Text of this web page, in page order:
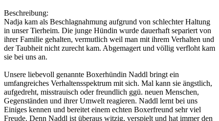
Beschreibung:
Nadja kam als Beschlagnahmung aufgrund von schlechter Haltung
in unser Tierheim. Die junge Hündin wurde dauerhaft separiert von
ihrer Familie gehalten, vermutlich weil man mit ihrem Verhalten und
der Taubheit nicht zurecht kam. Abgemagert und völlig verfloht kam
sie bei uns an.
Unsere liebevoll genannte Boxerhündin Naddl bringt ein
umfangreiches Verhaltensspektrum mit sich. Mal kann sie ängstlich,
aufgedreht, misstrauisch oder freundlich ggü. neuen Menschen,
Gegenständen und ihrer Umwelt reagieren. Naddl lernt bei uns
Einiges kennen und bereitet einem echten Boxerfreund sehr viel
Freude. Denn Naddl ist überaus witzig, verspielt und hat immer den